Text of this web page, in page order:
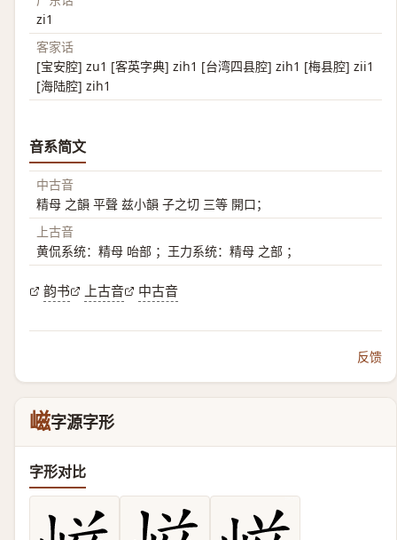
zi1
客家话
[宝安腔] zu1 [客英字典] zih1 [台湾四县腔] zih1 [梅县腔] zii1
[海陆腔] zih1
音系简文
中古音
精母 之韻 平聲 兹小韻 子之切 三等 開口；
上古音
黄侃系统：精母 咍部 ；王力系统：精母 之部 ；
韵书 上古音 中古音
反馈
嵫字源字形
字形对比